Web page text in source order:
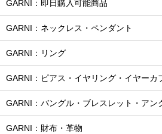
GARNI：即日購入可能商品
GARNI：ネックレス・ペンダント
GARNI：リング
GARNI：ピアス・イヤリング・イヤーカ
GARNI：バングル・ブレスレット・アン
GARNI：財布・革物